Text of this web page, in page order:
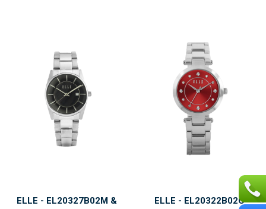
ELLE - EL20327B02M &
ELLE - EL20322B02C